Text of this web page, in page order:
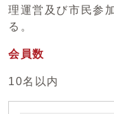
理運営及び市民参
る。
会員数
10名以内